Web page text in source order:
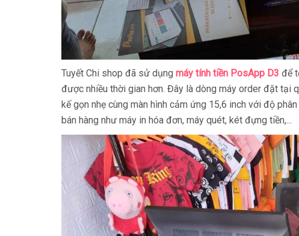
Tuyết Chi shop đã sử dụng máy tính tiền PosApp D3 để
được nhiều thời gian hơn. Đây là dòng máy order đặt tại
kế gọn nhẹ cùng màn hình cảm ứng 15,6 inch với độ
bán hàng như máy in hóa đơn, máy quét, két đựng tiền,...